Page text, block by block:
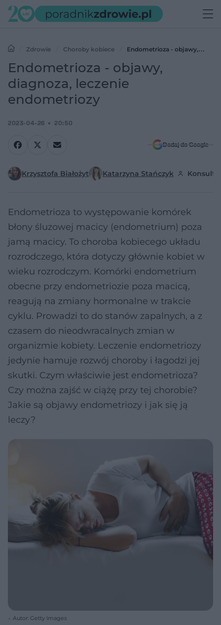
Zdrowie Choroby kobiece
Endometrioza - objawy,
diagnoza, leczenie endometriozy
Endometrioza - objawy,
diagnoza, leczenie
endometriozy
2023-04-26 20:50
Dodaj do Google
Krzysztofa Białożyt Katarzyna Stańczyk
Endometrioza to występowanie komórek
błony śluzowej macicy (endometrium) poza
jamą macicy. To choroba kobiecego układu
rozrodczego, która dotyczy głównie kobiet w
wieku rozrodczym. Komórki endometrium
obecne przy endometriozie poza macicą,
reagują na zmiany hormonalne w trakcie
cyklu. Prowadzi to do stanów zapalnych, a z
czasem do nieodwracalnych zmian w
organizmie kobiety. Leczenie endometriozy
jedynie hamuje rozwój choroby i łagodzi jej
skutki. Czym właściwie jest endometrioza?
Czy można zajść w ciążę przy tej chorobie?
Jakie są objawy endometriozy i jak się ją
leczy?
Autor: Getty Images